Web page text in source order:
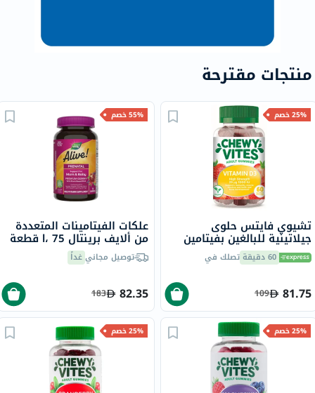
منتجات مقترحة
25% خصم
تشيوي فايتس حلوى
جيلاتينية للبالغين بفيتامين
D3 ـ 1000 وحدة دولية، بقوة
إضافية60 دقيقة تصلك في
81.75
109
55% خصم
علكات الفيتامينات المتعددة
من ألايف برينتال l، 75 قطعة
توصيل مجانيغداً
82.35
183
25% خصم 25% خصم